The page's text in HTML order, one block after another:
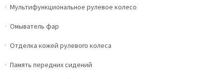
Мультифункциональное рулевое колесо
Омыватель фар
Отделка кожей рулевого колеса
Память передних сидений